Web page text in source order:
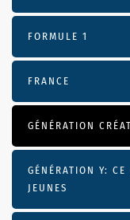
FORMULE 1
FRANCE
GÉNÉRATION
GÉNÉRATION Y:
JEUNES